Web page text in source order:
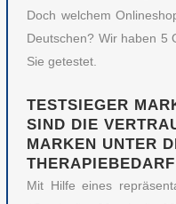
Doch welchem
Deutschen? Wir haben 5
Sie getestet.
TESTSIEGER
SIND DIE
MARKEN UNTER
THERAPIEBEDARF
Mit Hilfe eines